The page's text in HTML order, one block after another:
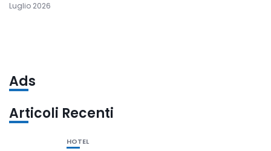
Luglio 2026
Ads
Articoli Recenti
HOTEL